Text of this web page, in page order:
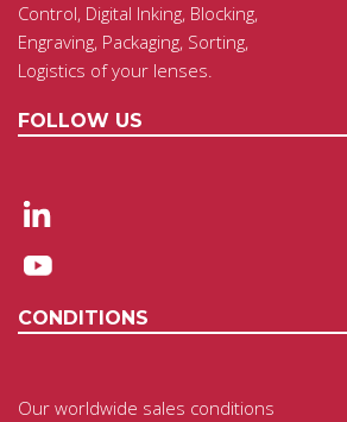
Control, Digital Inking, Blocking,
Engraving, Packaging, Sorting,
Logistics of your lenses.
FOLLOW US
CONDITIONS
Our worldwide sales conditions